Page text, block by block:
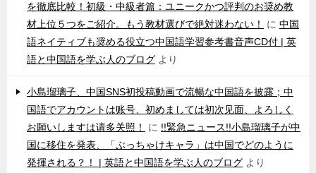
を徹底比較！初級・中級者篇：ユニークかつ評判のお奨め教
材上位５つをご紹介。もう教材選びで絶対迷わない！
に 中国
語ネイティブも奨める役立つ中国語学習参考書音声CD付 | 英
語と中国語を学ぶ人のブログ より
小島瑠璃子、中国SNS初投稿動画で流暢な中国語を披露；中
国語でアカウントは账号、初めましては初次见面、よろしく
お願いしますは请多关照！
に !!緊急ニュース!!小島瑠璃子が中
国に移住を発表、「ぶっちゃけキャラ」は中国でどのように
発揮される？！ | 英語と中国語を学ぶ人のブログ より